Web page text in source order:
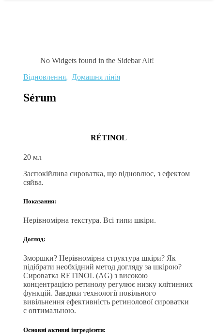
No Widgets found in the Sidebar Alt!
Відновлення, Домашня лінія
Sérum
RÉTINOL
20 мл
Заспокійлива сироватка, що відновлює, з ефектом
сяйва.
Показання:
Нерівномірна текстура. Всі типи шкіри.
Догляд:
Зморшки? Нерівномірна структура шкіри? Як
підібрати необхідний метод догляду за шкірою?
Сироватка RETINOL (AG) з високою
концентрацією ретинолу регулює низку клітинних
функцій. Завдяки технології повільного
вивільнення ефективність ретинолової сироватки
є оптимальною.
Основні активні інгредієнти: